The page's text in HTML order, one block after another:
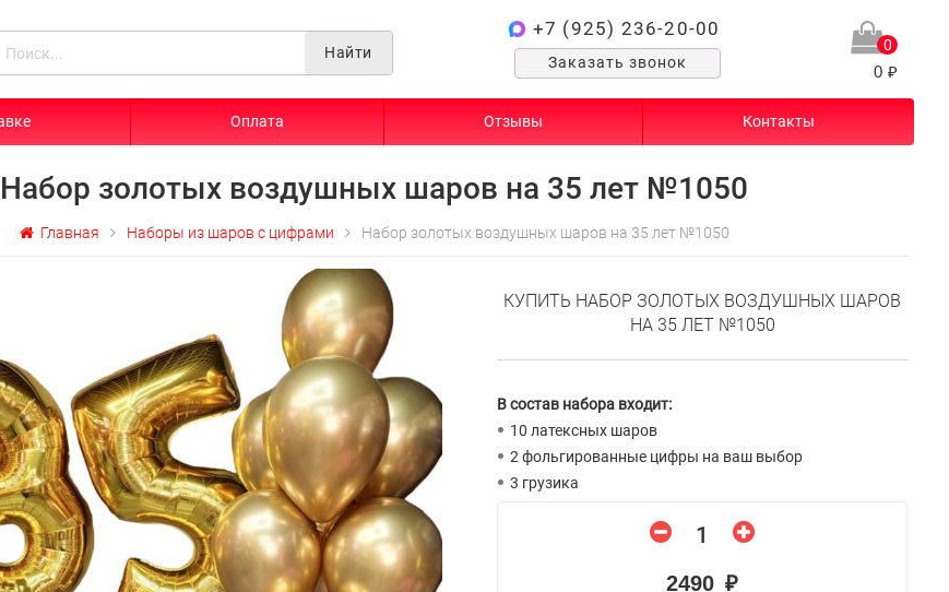
Найти
+7 (925) 236-20-00
Заказать звонок
0
0 ₽
Оплата Отзывы Контакты
Набор золотых воздушных шаров на 35 лет №1050
Главная Наборы из шаров с цифрами Набор золотых воздушных шаров на 35 лет №1050
КУПИТЬ НАБОР ЗОЛОТЫХ ВОЗДУШНЫХ ШАРОВ
НА 35 ЛЕТ №1050
В состав набора входит:
10 латексных шаров
2 фольгированные цифры на ваш выбор
3 грузика
2490 ₽